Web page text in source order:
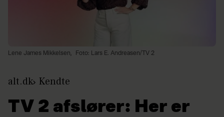
Lene James Mikkelsen, Foto: Lars E. Andreasen/TV 2
alt.dk Kendte
TV 2 afslører: Her er